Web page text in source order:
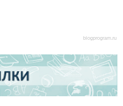
blogprogram.ru